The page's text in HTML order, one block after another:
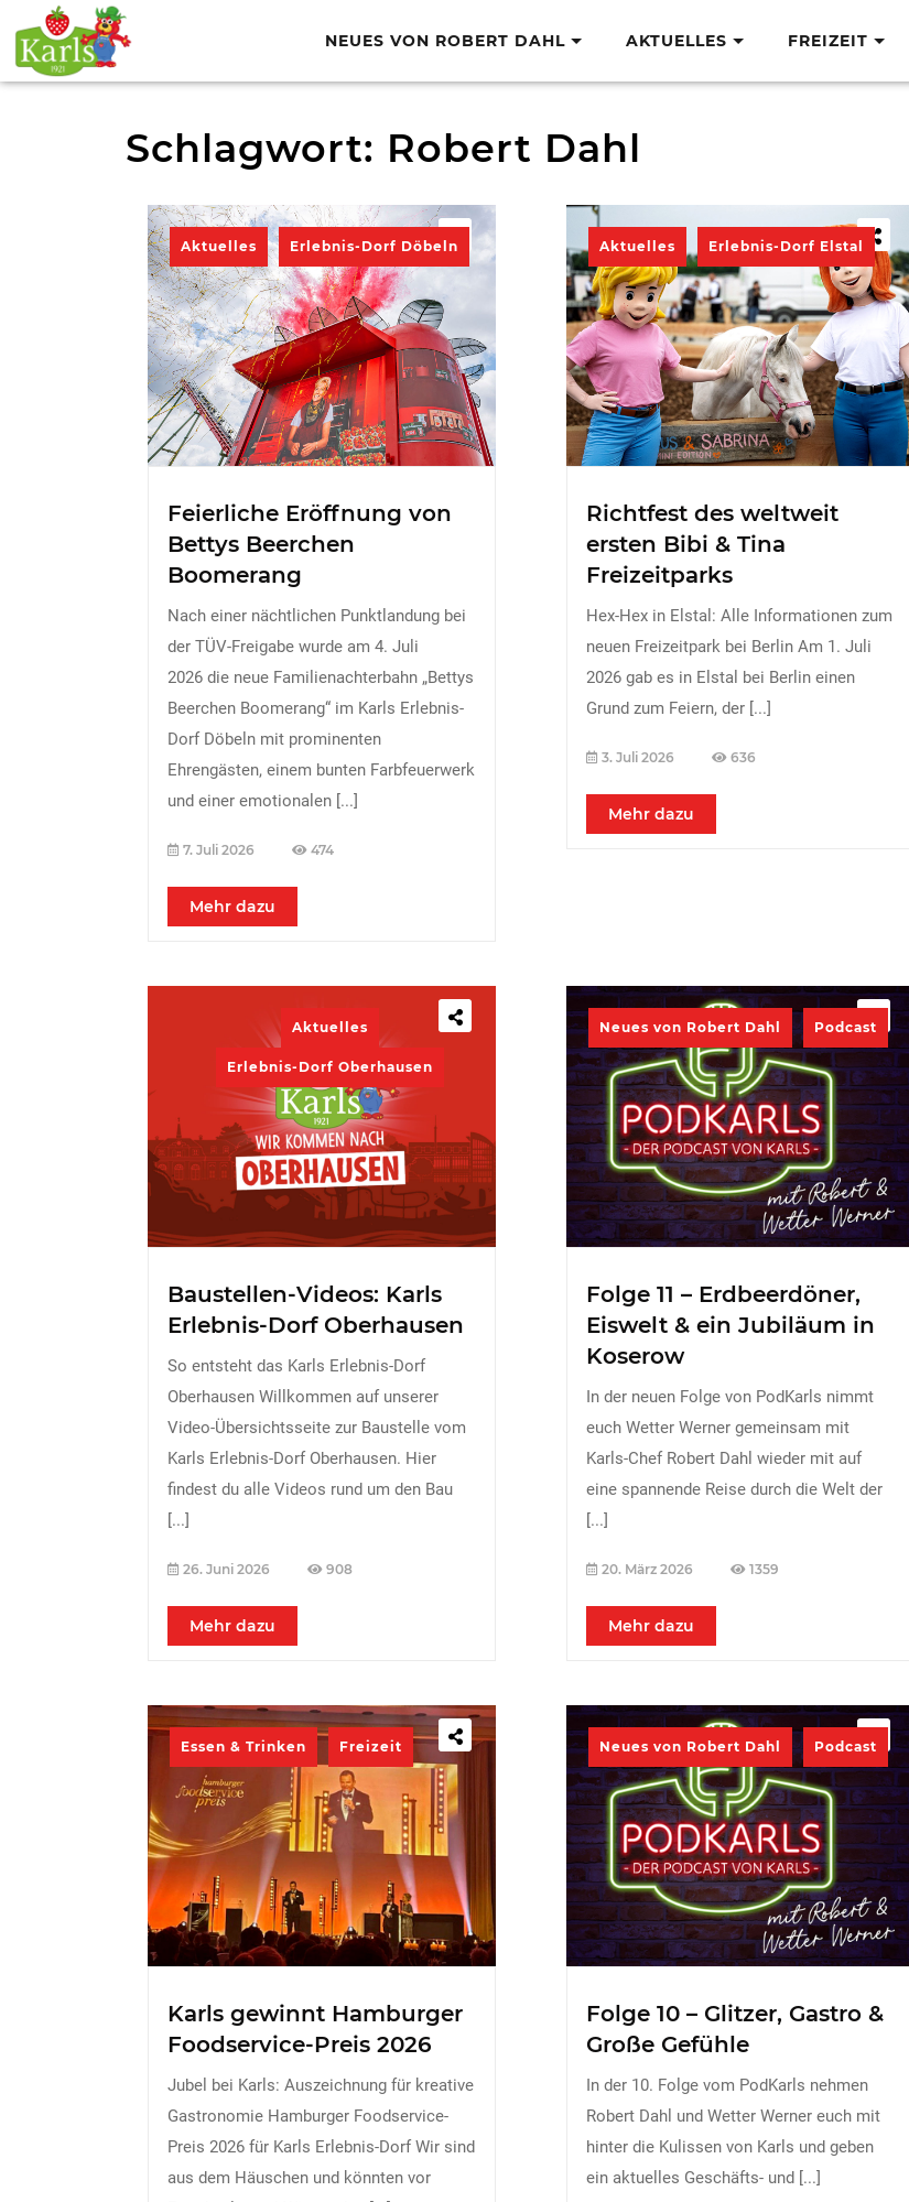
NEUES VON ROBERT DAHL AKTUELLES FREIZEIT
Schlagwort: Robert Dahl
Aktuelles Erlebnis-Dorf Döbeln
Feierliche Eröffnung von
Bettys Beerchen
Boomerang
Nach einer nächtlichen Punktlandung bei
der TÜV-Freigabe wurde am 4. Juli
2026 die neue Familienachterbahn „Bettys
Beerchen Boomerang“ im Karls Erlebnis-
Dorf Döbeln mit prominenten
Ehrengästen, einem bunten Farbfeuerwerk
und einer emotionalen [...]
7. Juli 2026 474
Mehr dazu
Aktuelles Erlebnis-Dorf Elstal
Richtfest des weltweit
ersten Bibi & Tina
Freizeitparks
Hex-Hex in Elstal: Alle Informationen zum
neuen Freizeitpark bei Berlin Am 1. Juli
2026 gab es in Elstal bei Berlin einen
Grund zum Feiern, der [...]
3. Juli 2026 636
Mehr dazu
Aktuelles
Erlebnis-Dorf Oberhausen
Baustellen-Videos: Karls
Erlebnis-Dorf Oberhausen
So entsteht das Karls Erlebnis-Dorf
Oberhausen Willkommen auf unserer
Video-Übersichtsseite zur Baustelle vom
Karls Erlebnis-Dorf Oberhausen. Hier
findest du alle Videos rund um den Bau
[...]
26. Juni 2026 908
Mehr dazu
Neues von Robert Dahl Podcast
Folge 11 – Erdbeerdöner,
Eiswelt & ein Jubiläum in
Koserow
In der neuen Folge von PodKarls nimmt
euch Wetter Werner gemeinsam mit
Karls-Chef Robert Dahl wieder mit auf
eine spannende Reise durch die Welt der
[...]
20. März 2026 1359
Mehr dazu
Essen & Trinken Freizeit
Karls gewinnt Hamburger
Foodservice-Preis 2026
Jubel bei Karls: Auszeichnung für kreative
Gastronomie Hamburger Foodservice-
Preis 2026 für Karls Erlebnis-Dorf Wir sind
aus dem Häuschen und könnten vor
Neues von Robert Dahl Podcast
Folge 10 – Glitzer, Gastro &
Große Gefühle
In der 10. Folge vom PodKarls nehmen
Robert Dahl und Wetter Werner euch mit
hinter die Kulissen von Karls und geben
ein aktuelles Geschäfts- und [...]